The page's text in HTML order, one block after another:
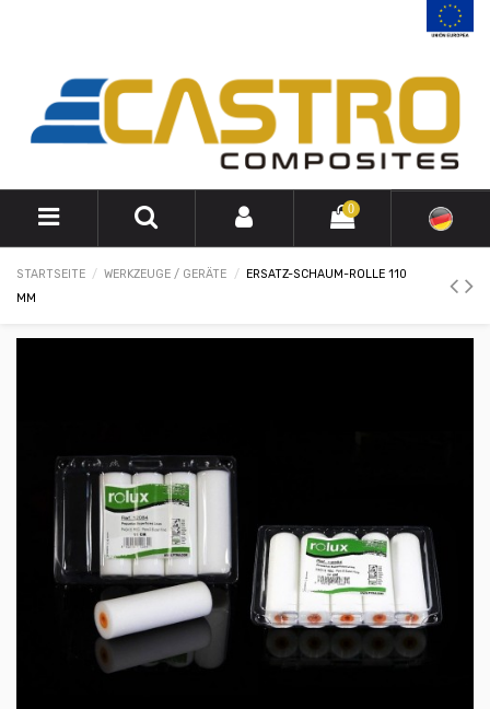
0
STARTSEITE WERKZEUGE / GERÄTE
ERSATZ-SCHAUM-ROLLE 110
MM